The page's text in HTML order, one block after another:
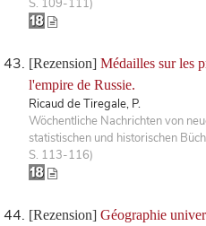
S. 109-111)
[Rezension] Médailles sur les
l'empire de Russie.
Ricaud de Tiregale, P.
Wöchentliche Nachrichten von
statistischen und historischen
S. 113-116)
[Rezension] Géographie